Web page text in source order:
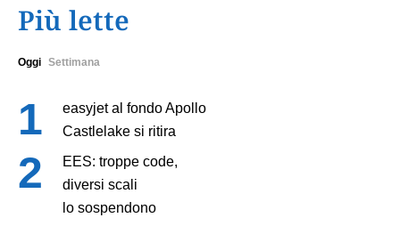
Più lette
Oggi Settimana
easyjet al fondo Apollo
Castlelake si ritira
EES: troppe code,
diversi scali
lo sospendono